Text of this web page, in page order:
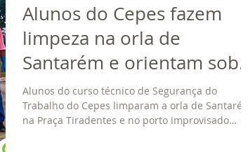
Alunos do Cepes fazem
limpeza na orla de
Santarém e orientam sobre
destinação correta do lixo
Alunos do curso técnico de Segurança do
Trabalho do Cepes limparam a orla de Santarém,
na Praça Tiradentes e no porto improvisado